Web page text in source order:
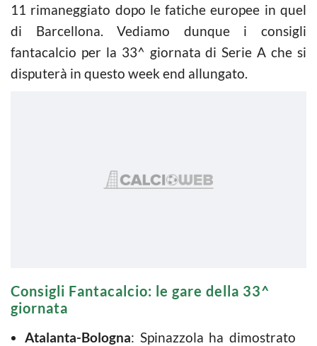
11 rimaneggiato dopo le fatiche europee in quel
di Barcellona. Vediamo dunque i consigli
fantacalcio per la 33^ giornata di Serie A che si
disputerà in questo week end allungato.
Consigli Fantacalcio: le gare della 33^
giornata
Atalanta-Bologna: Spinazzola ha dimostrato